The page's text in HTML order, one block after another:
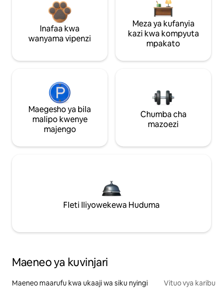
Inafaa kwa
wanyama vipenzi
Meza ya kufanyia
kazi kwa kompyuta
mpakato
Maegesho ya bila
malipo kwenye
majengo
Chumba cha
mazoezi
Fleti Iliyowekewa Huduma
Maeneo ya kuvinjari
Maeneo maarufu kwa ukaaji wa siku nyingi Vituo vya karibu